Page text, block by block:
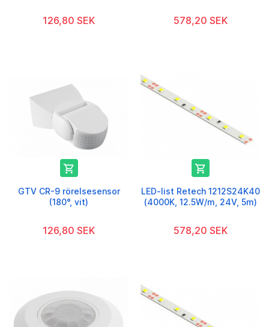
126,80 SEK 578,20 SEK

GTV CR-9 rörelsesensor
(180°, vit)
126,80 SEK

LED-list Retech 1212S24K40
(4000K, 12.5W/m, 24V, 5m)
578,20 SEK